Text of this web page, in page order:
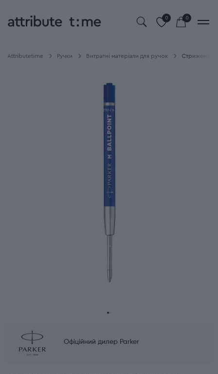
0 0
Attributetime Ручки Витратні матеріали для ручок Стрижень
Офіційний дилер Parker